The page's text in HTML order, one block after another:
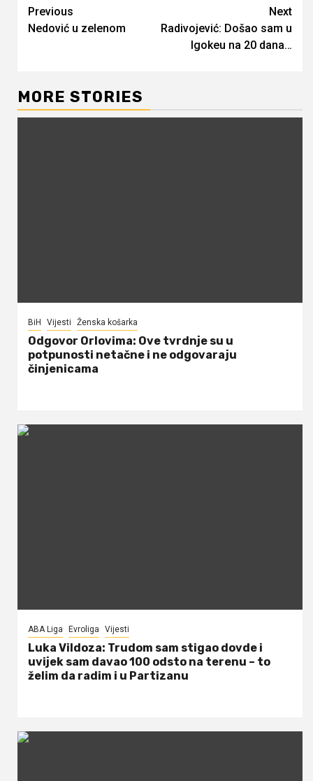
Continue
Reading
Previous
Nedović u zelenom
Next
Radivojević: Došao sam u
Igokeu na 20 dana…
MORE STORIES
BiH Vijesti Ženska košarka
Odgovor Orlovima: ​Ove tvrdnje su u
potpunosti netačne i ne odgovaraju
činjenicama
ABA Liga Evroliga Vijesti
Luka Vildoza: Trudom sam stigao dovde i
uvijek sam davao 100 odsto na terenu – to
želim da radim i u Partizanu